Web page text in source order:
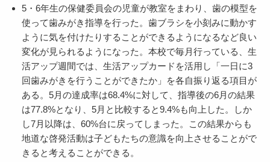
5・6年生の保健委員会の児童が教室をまわり、歯の模型を
使って歯みがき指導を行った。歯ブラシを小刻みに動かす
ように気を付けたりすることができるようになるなど良い
変化が見られるようになった。本校で毎月行っている、生
活アップ週間では、生活アップカードを活用し「一日に3
回歯みがきを行うことができたか」を各自振り返る項目が
ある。5月の達成率は68.4%に対して、指導後の6月の結果
は77.8%となり、5月と比較すると9.4%も向上した。しか
し7月以降は、60%台に戻ってしまった。この結果からも
地道な啓発活動は子どもたちの意識を向上させることがで
きると考えることができる。